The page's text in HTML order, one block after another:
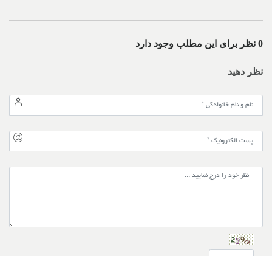
0 نظر برای این مطلب وجود دارد
نظر دهید